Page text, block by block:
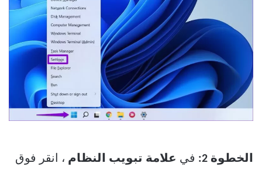
الخطوة 2: في علامة تبويب النظام ، انقر فوق